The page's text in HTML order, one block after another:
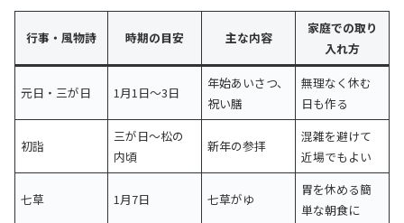
行事・風物詩 時期の目安 主な内容
家庭での取り
入れ方
元日・三が日 1月1日〜3日
年始あいさつ、
祝い膳
無理なく休む
日も作る
初詣
三が日〜松の
内頃
新年の参拝
混雑を避けて
近場でもよい
七草 1月7日 七草がゆ
胃を休める簡
単な朝食に